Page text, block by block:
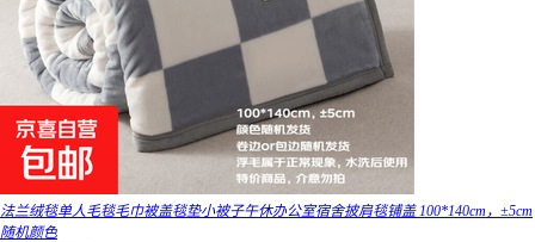
法兰绒毯单人毛毯毛巾被盖毯垫小被子午休办公室宿舍披肩毯铺盖 100*140cm，±5cm
随机颜色